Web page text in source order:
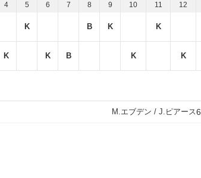
4 5 6 7 8 9 10 11 12
K B K K
K K B K K
M.エブデン / J.ピアース6